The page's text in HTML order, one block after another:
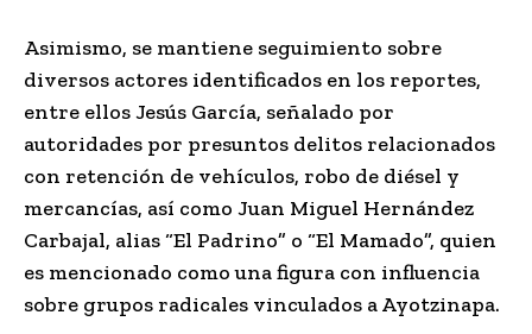
Asimismo, se mantiene seguimiento sobre
diversos actores identificados en los reportes,
entre ellos Jesús García, señalado por
autoridades por presuntos delitos relacionados
con retención de vehículos, robo de diésel y
mercancías, así como Juan Miguel Hernández
Carbajal, alias “El Padrino” o “El Mamado”, quien
es mencionado como una figura con influencia
sobre grupos radicales vinculados a Ayotzinapa.